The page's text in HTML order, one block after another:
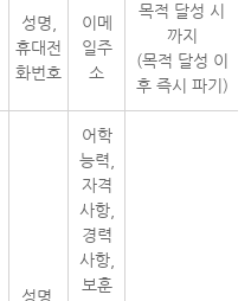
성명,
휴대전
화번호
이메
일주
소
목적 달성 시
까지
(목적 달성 이
후 즉시 파기)
성명,
어학
능력,
자격
사항,
경력
사항,
보훈